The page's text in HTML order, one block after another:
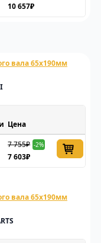
10 657₽
вала 65x190мм
Цена
7 755₽ -2%
7 603₽
вала 65x190мм